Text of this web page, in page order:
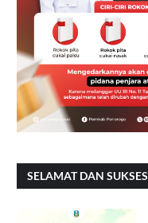
SELAMAT DAN SUKSES